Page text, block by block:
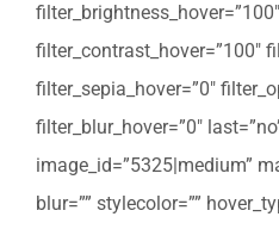
filter_brightness_hover=”100″
filter_contrast_hover=”100″
filter_sepia_hover=”0″
filter_blur_hover=”0″
image_id=”5325|medium”
blur=”” stylecolor=””